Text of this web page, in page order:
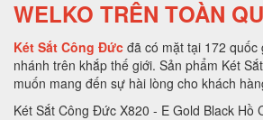
WELKO TRÊN TOÀN
Két Sắt Công Đức đã có mặt tại 172
nhánh trên khắp thế giới. Sản phẩm Két
muốn mang đến sự hài lòng cho khách
Két Sắt Công Đức X820 - E Gold Black Hồ Chí Minh, Két Sắt Công Đức X820 - E Gold Black Quận 1 Tại Hồ Chí Minh, Két Sắt Công Đức X820 - E Gold Black Quận 2 Tại Hồ Chí Minh, Két Sắt Công Đức X820 - E Gold Black Quận 3 Tại Hồ Chí Minh, Két Sắt Công Đức X820 - E Gold Black Quận 4 Tại Hồ Chí Minh, Két Sắt Công Đức X820 - E Gold Black Quận 5 Tại Hồ Chí Minh, Két Sắt Công Đức X820 - E Gold Black Quận 6 Tại Hồ Chí Minh, Két Sắt Công Đức X820 - E Gold Black Quận 7 Tại Hồ Chí Minh, Két Sắt Công Đức X820 - E Gold Black Quận 9 Tại Hồ Chí Minh, Két Sắt Công Đức X820 - E Gold Black Quận 10 Tại Hồ Chí Minh, Két Sắt Công Đức X820 - E Gold Black Quận 11 Tại Hồ Chí Minh, Két Sắt Công Đức X820 - E Gold Black Quận 12 Tại Hồ Chí Minh, Két Sắt Công Đức X820 - E Gold Black Quận Thủ Đức Tại Hồ Chí Minh, Két Sắt Công Đức X820 - E Gold Black Quận Bình Thạnh Tại Hồ Chí Minh, Két Sắt Công Đức X820 - E Gold Black Quận Gò Vấp Tại Hồ Chí Minh, Két Sắt Công Đức X820 - E Gold Black Quận Phú Nhuận Tại Hồ Chí Minh, Két Sắt Công Đức X820 - E Gold Black Quận Tân Phú Tại Hồ Chí Minh, Két Sắt Công Đức X820 - E Gold Black Quận Bình Tân Tại Hồ Chí Minh, Két Sắt Công Đức X820 - E Gold Black Quận Tân Bình Tại Hồ Chí Minh, Két Sắt Công Đức X820 - E Gold Black Hà Nội, Két Sắt Công Đức X820 - E Gold Black Quận Ba Đình Hà Nội, Két Sắt Công Đức X820 - E Gold Black Quận Hoàn Kiếm Hà Nội, Két Sắt Công Đức X820 - E Gold Black Quận Hai Bà Trưng Hà Nội, Két Sắt Công Đức X820 - E Gold Black Quận Đống Đa Hà Nội, Két Sắt Công Đức X820 - E Gold Black Quận Tây Hồ Hà Nội, Két Sắt Công Đức X820 - E Gold Black Quận Đống Đa Hà Nội, Két Sắt Công Đức X820 - E Gold Black Quận Thanh Xuân Hà Nội, Két Sắt Công Đức X820 - E Gold Black Quận Hoàng Mai Hà Nội, Két Sắt Công Đức X820 - E Gold Black Quận Long Biên Hà Nội, Két Sắt Công Đức X820 - E Gold Black Quận Đống Đa Hà Nội, Két Sắt Công Đức X820 - E Gold Black Huyện Thanh Trì Hà Nội, Két Sắt Công Đức X820 - E Gold Black Huyện Gia Lâm Hà Nội, Két Sắt Công Đức X820 - E Gold Black Huyện Đông Anh Hà Nội, Két Sắt Công Đức X820 - E Gold Black Huyện Sóc Sơn Hà Nội, Két Sắt Công Đức X820 - E Gold Black Quận Hà Đông Hà Nội, Két Sắt Công Đức X820 - E Gold Black Thị xã Sơn Tây Hà Nội, Két Sắt Công Đức X820 - E Gold Black Huyện Ba Vì Hà Nội, Két Sắt Công Đức X820 - E Gold Black Huyện Phúc Thọ Hà Nội, Két Sắt Công Đức X820 - E Gold Black Huyện Thạch Thất Hà Nội, Két Sắt Công Đức X820 - E Gold Black Huyện Quốc Oai Hà Nội, Két Sắt Công Đức X820 - E Gold Black Huyện Chương Mỹ Hà Nội, Két Sắt Công Đức X820 - E Gold Black Huyện Đan Phượng Hà Nội, Két Sắt Công Đức X820 - E Gold Black Huyện Hoài Đức Hà Nội, Két Sắt Công Đức X820 - E Gold Black Huyện Thanh Oai Hà Nội, Két Sắt Công Đức X820 - E Gold Black Huyện Mỹ Đức Hà Nội, Két Sắt Công Đức X820 - E Gold Black Huyện Ứng Hoà Hà Nội, Két Sắt Công Đức X820 - E Gold Black Huyện Thường Tín Hà Nội, Két Sắt Công Đức X820 - E Gold Black Huyện Phú Xuyên Hà Nội, Két Sắt Công Đức X820 - E Gold Black Huyện Mê Linh Hà Nội, Két Sắt Công Đức X820 - E Gold Black Quận Nam Từ Liên Hà Nội, Két Sắt Công Đức X820 - E Gold Black An Giang, Két Sắt Công Đức X820 - E Gold Black Thành phố Long Xuyên Tỉnh An Giang, Két Sắt Công Đức X820 - E Gold Black Thành phố Châu Đốc Tỉnh An Giang, Két Sắt Công Đức X820 - E Gold Black Huyện An Phú Tỉnh An Giang, Két Sắt Công Đức X820 - E Gold Black Thị xã Tân Châu, Két Sắt Công Đức X820 - E Gold Black Huyện Phú Tân, Két Sắt Công Đức X820 - E Gold Black Huyện Châu Phú, Két Sắt Công Đức X820 - E Gold Black Huyện Tịnh Biên, Két Sắt Công Đức X820 - E Gold Black Huyện Tri Tôn, Két Sắt Công Đức X820 - E Gold Black Huyện Châu Thành Tỉnh An Giang, Két Sắt Công Đức X820 - E Gold Black Huyện Chợ Mới Tỉnh An Giang, Két Sắt Công Đức X820 - E Gold Black Huyện Thoại Sơn Tỉnh An Giang, Két Sắt Công Đức X820 - E Gold Black Vũng Tàu, Két Sắt Công Đức X820 - E Gold Black Thành phố Vũng Tàu Tại Bà Rịa - Vũng Tàu, Két Sắt Công Đức X820 - E Gold Black Thành phố Bà Rịa Tại Bà Rịa - Vũng Tàu, Két Sắt Công Đức X820 - E Gold Black Huyện Châu Đức Tại Bà Rịa - Vũng Tàu, Két Sắt Công Đức X820 - E Gold Black Huyện Xuyên Mộc Tại Bà Rịa - Vũng Tàu, Két Sắt Công Đức X820 - E Gold Black Huyện Long Điền Tại Bà Rịa - Két Sắt Công Đức X820 - E Gold Black Cần Thơ, Két Sắt Công Đức X820 - E Gold Black Tại Thành phố Cần Thơ Tỉnh Cần Thơ, Két Sắt Công Đức X820 - E Gold Black Tại Quận Ninh Kiều Tỉnh Cần Thơ, Két Sắt Công Đức X820 - E Gold Black Tại Quận Ô Môn Tỉnh Cần Thơ, Két Sắt Công Đức X820 - E Gold Black Tại Quận Bình Thuỷ Tỉnh Cần Thơ, Két Sắt Công Đức X820 - E Gold Black Tại Quận Cái Răng Tỉnh Cần Thơ, Két Sắt Công Đức X820 - E Gold Black Tại Quận Thốt Nốt Tỉnh Cần Thơ, Két Sắt Công Đức X820 - E Gold Black Tại Huyện Vĩnh Thạnh Tỉnh Cần Thơ, Két Sắt Công Đức X820 - E Gold Black Tại Huyện Cờ Đỏ Tỉnh Cần Thơ, Két Sắt Công Đức X820 - E Gold Black Tại Huyện Phong Điền Tỉnh Cần Thơ, Két Sắt Công Đức X820 - E Gold Black Tại Huyện Thới Lai Tỉnh Cần Thơ, Két Sắt Công Đức X820 - E Gold Black Đà Nẵng, Két Sắt Công Đức X820 - E Gold Black Tại Thành phố Đà Nẵng Tỉnh Đà Nẵng, Két Sắt Công Đức X820 - E Gold Black Tại Quận Liên Chiểu Tỉnh Đà Nẵng, Két Sắt Công Đức X820 - E Gold Black Tại Quận Thanh Khê Tỉnh Đà Nẵng, Két Sắt Công Đức X820 - E Gold Black Tại Quận Hải Châu Tỉnh Đà Nẵng, Két Sắt Công Đức X820 - E Gold Black Tại Quận Sơn Trà Tỉnh Đà Nẵng, Két Sắt Công Đức X820 - E Gold Black Tại Quận Ngũ Hành Sơn Tỉnh Đà Nẵng, Két Sắt Công Đức X820 - E Gold Black Tại Quận Cẩm Lệ Tỉnh Đà Nẵng, Két Sắt Công Đức X820 - E Gold Black TạiHuyện Hòa Vang Tỉnh Đà Nẵng, Két Sắt Công Đức X820 - E Gold Black Đắk Lắk, Két Sắt Công Đức X820 - E Gold Black Tại Thành phố Buôn Ma Thuột Tỉnh Đắk Lắk, Két Sắt Công Đức X820 - E Gold Black Tại Thị xã Buôn Hồ Tỉnh Đắk Lắk, Két Sắt Công Đức X820 - E Gold Black Tại Huyện Buôn Đôn Tỉnh Đắk Lắk, Két Sắt Công Đức X820 - E Gold Black Tại Huyện Cư Kuin Tỉnh Đắk Lắk, Két Sắt Công Đức X820 - E Gold Black Tại Huyện Cư M’gar Tỉnh Đắk Lắk, Két Sắt Công Đức X820 - E Gold Black Tại Huyện Ea H’leo Tỉnh Đắk Lắk, Két Sắt Công Đức X820 - E Gold Black Tại Huyện Ea Kar Tỉnh Đắk Lắk, Két Sắt Công Đức X820 - E Gold Black Tại Huyện Ea Súp Tỉnh Đắk Lắk, Két Sắt Công Đức X820 - E Gold Black Tại Huyện Krông Ana Tỉnh Đắk Lắk, Két Sắt Công Đức X820 - E Gold Black Tại Huyện Krông Bông Tỉnh Đắk Lắk, Két Sắt Công Đức X820 - E Gold Black Tại Huyện Krông Búk Tỉnh Đắk Lắk, Két Sắt Công Đức X820 - E Gold Black Tại Huyện Krông Năng Tỉnh Đắk Lắk, Két Sắt Công Đức X820 - E Gold Black Tại Huyện Krông Pắk Tỉnh Đắk Lắk, Két Sắt Công Đức X820 - E Gold Black Tại Huyện Lắk Tỉnh Đắk Lắk, Két Sắt Công Đức X820 - E Gold Black Tại Huyện M’Đrắk Tỉnh Đắk Lắk, Két Sắt Công Đức X820 - E Gold Black Đắk Nông, Két Sắt Công Đức X820 - E Gold Black Tại Thành phố Gia Nghĩa Tỉnh Đắk Nông, Két Sắt Công Đức X820 - E Gold Black Tại Huyện Cư Jút Tỉnh Đắk Nông, Két Sắt Công Đức X820 - E Gold Black Tại Huyện Đắk Glong Tỉnh Đắk Nông, Két Sắt Công Đức X820 - E Gold Black Tại Huyện Đắk Mil Tỉnh Đắk Nông, Két Sắt Công Đức X820 - E Gold Black Tại Huyện Đắk R’lấp Tỉnh Đắk Nông, Két Sắt Công Đức X820 - E Gold Black Tại